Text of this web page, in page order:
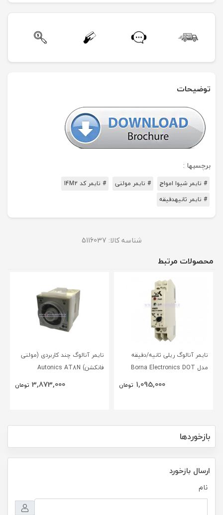
توضیحات
برچسبها :
# تایمر شیوا امواج # تایمر مولتی
# تایمر کد 14M2
# تایمر ثانیهدقیقه
شناسه کالا: 5116037
محصولات مرتبط
تایمر آنالوگ ریلی ثانیه/دقیقه
مدل Borna Electronics DOT
1,095,000 تومان
تایمر آنالوگ چند کاربردی (مولتی
فانکشن) Autonics AT8N
3,873,000 تومان
بازخوردها
ارسال بازخورد
نام